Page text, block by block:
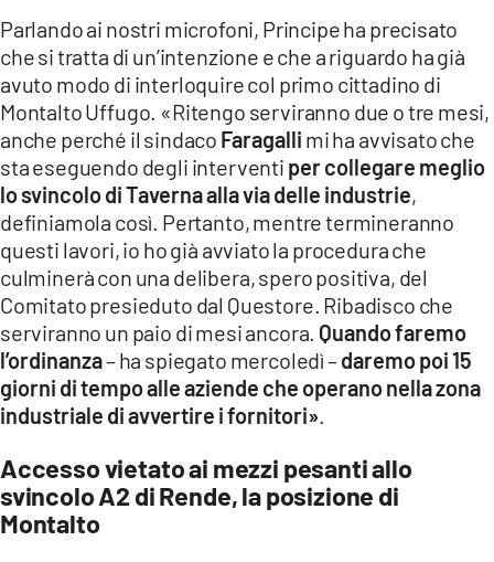
Parlando ai nostri microfoni, Principe ha precisato
che si tratta di un’intenzione e che a riguardo ha già
avuto modo di interloquire col primo cittadino di
Montalto Uffugo. «Ritengo serviranno due o tre mesi,
anche perché il sindaco Faragalli mi ha avvisato che
sta eseguendo degli interventi per collegare meglio
lo svincolo di Taverna alla via delle industrie,
definiamola così. Pertanto, mentre termineranno
questi lavori, io ho già avviato la procedura che
culminerà con una delibera, spero positiva, del
Comitato presieduto dal Questore. Ribadisco che
serviranno un paio di mesi ancora. Quando faremo
l’ordinanza– ha spiegato mercoledì –daremo poi 15
giorni di tempo alle aziende che operano nella zona
industriale di avvertire i fornitori»
Accesso vietato ai mezzi pesanti allo
svincolo A2 di Rende, la posizione di
Montalto